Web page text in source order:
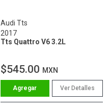
Audi Tts
2017
Tts Quattro V6 3.2L
$545.00 MXN
Ver Detalles